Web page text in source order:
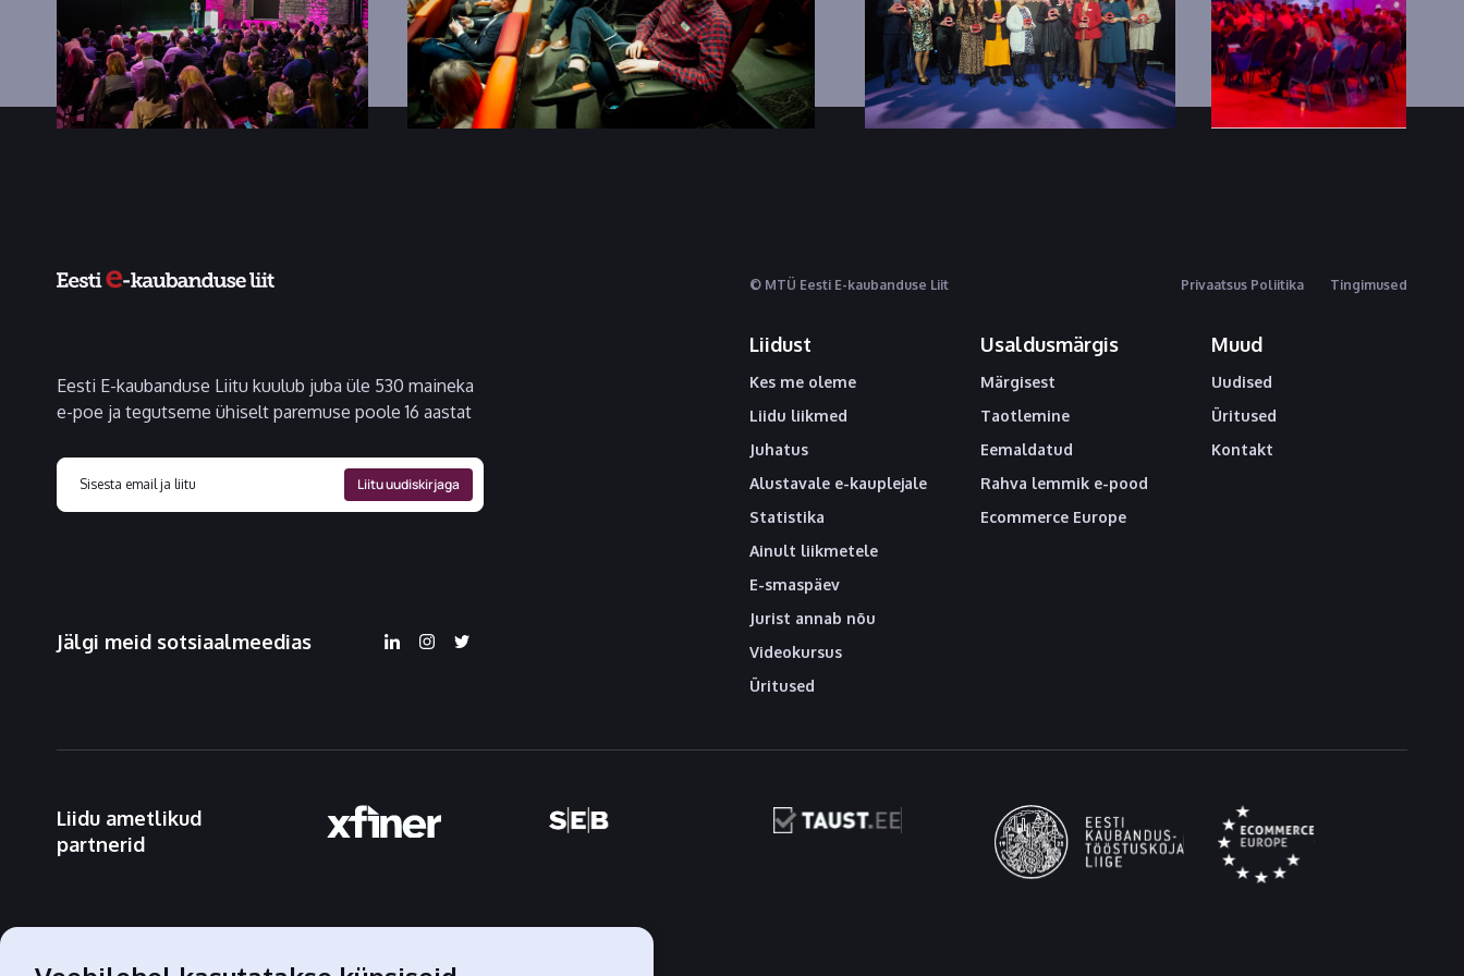
© MTÜ Eesti E-kaubanduse Liit Privaatsus Poliitika Tingimused
Eesti E-kaubanduse Liitu kuulub juba üle 530 maineka
e-poe ja tegutseme ühiselt paremuse poole 16 aastat
Liidust
Kes me oleme
Liidu liikmed
Juhatus
Alustavale e-kauplejale
Statistika
Ainult liikmetele
E-smaspäev
Jurist annab nõu
Videokursus
Üritused
Usaldusmärgis
Märgisest
Taotlemine
Eemaldatud
Rahva lemmik e-pood
Ecommerce Europe
Muud
Uudised
Üritused
Kontakt
Jälgi meid sotsiaalmeedias
Liidu ametlikud
partnerid